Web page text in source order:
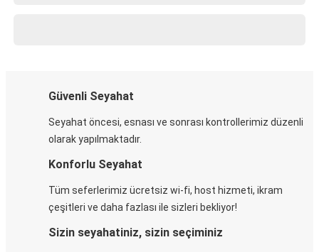
Güvenli Seyahat
Seyahat öncesi, esnası ve sonrası kontrollerimiz düzenli
olarak yapılmaktadır.
Konforlu Seyahat
Tüm seferlerimiz ücretsiz wi-fi, host hizmeti, ikram
çeşitleri ve daha fazlası ile sizleri bekliyor!
Sizin seyahatiniz, sizin seçiminiz